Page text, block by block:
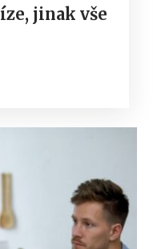
jinak vše